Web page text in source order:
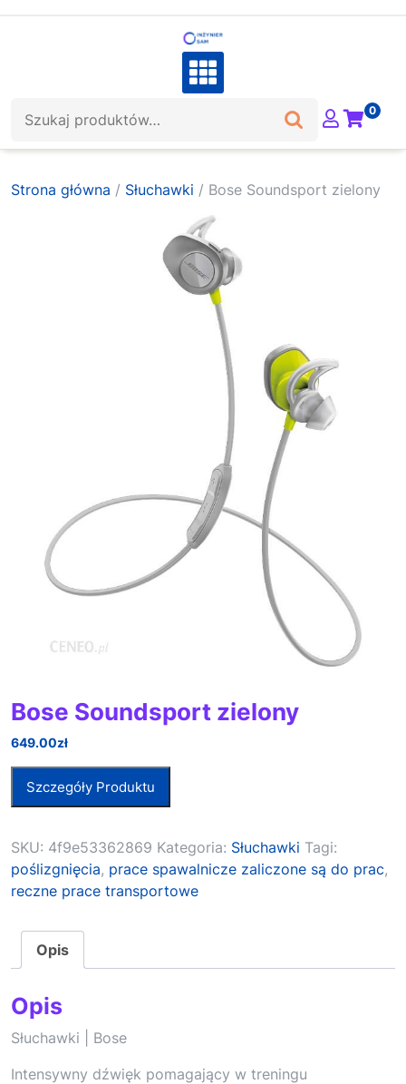
0
Strona główna / Słuchawki / Bose Soundsport zielony
Bose Soundsport zielony
649.00zł
Szczegóły Produktu
SKU: 4f9e53362869 Kategoria: Słuchawki Tagi:
poślizgnięcia, prace spawalnicze zaliczone są do prac,
reczne prace transportowe
Opis
Opis
Słuchawki | Bose
Intensywny dźwięk pomagający w treningu